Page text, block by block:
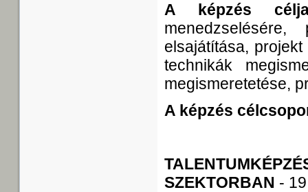
A képzés
elsajátítása,
technikák
megismeretetése,
A képzés
SZEKTORBAN -